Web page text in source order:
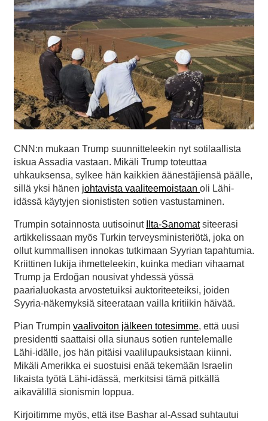
CNN:n mukaan Trump suunnitteleekin nyt sotilaallista
iskua Assadia vastaan. Mikäli Trump toteuttaa
uhkauksensa, sylkee hän kaikkien äänestäjiensä päälle,
sillä yksi hänen johtavista vaaliteemoistaan oli Lähi-
idässä käytyjen sionististen sotien vastustaminen.
Trumpin sotainnosta uutisoinut Ilta-Sanomatsiteerasi
artikkelissaan myös Turkin terveysministeriötä, joka on
ollut kummallisen innokas tutkimaan Syyrian tapahtumia.
Kriittinen lukija ihmetteleekin, kuinka median vihaamat
Trump ja Erdoğan nousivat yhdessä yössä
paarialuokasta arvostetuiksi auktoriteeteiksi, joiden
Syyria-näkemyksiä siteerataan vailla kritiikin häivää.
Pian Trumpin vaalivoiton jälkeen totesimme, että uusi
presidentti saattaisi olla siunaus sotien runtelemalle
Lähi-idälle, jos hän pitäisi vaalilupauksistaan kiinni.
Mikäli Amerikka ei suostuisi enää tekemään Israelin
likaista työtä Lähi-idässä, merkitsisi tämä pitkällä
aikavälillä sionismin loppua.
Kirjoitimme myös, että itse Bashar al-Assad suhtautui